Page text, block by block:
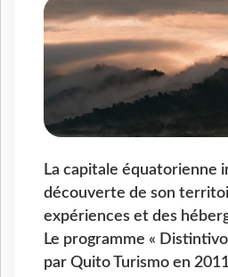
La capitale équatorienne
découverte de son
expériences et des
Le programme «
par Quito Turismo en